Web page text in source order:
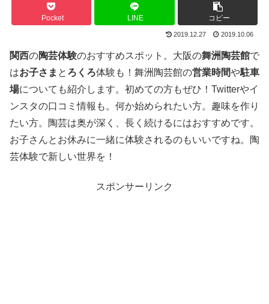
Pocket LINE コピー
2019.12.27 2019.10.06
関西の陶芸体験のおすすめスポット。大阪の舞洲陶芸館で
はお子さま と ろくろ体験も！舞洲陶芸館の営業時間や駐車
場についても紹介します。初めての方もぜひ！Twitterやイ
ンスタの口コミ情報も。何か始められたい方。趣味を作り
たい方。陶芸は奥が深く、長く続けるにはおすすめです。
お子さんとお休みに一緒に体験されるのもいいですね。陶
芸体験で新しい世界を！
スポンサーリンク